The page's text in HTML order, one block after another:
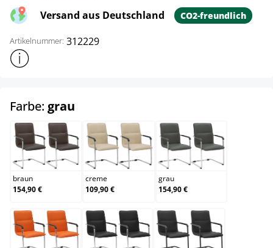
Versand aus Deutschland CO2-freundlich
Artikelnummer: 312229
Weitere Produktinformationen anzeigen
Farbe: grau
braun
braun
154,90 €
creme
creme
109,90 €
grau
grau
154,90 €
orange schwarz schwarz/schwarz